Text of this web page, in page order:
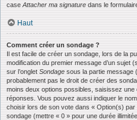
case Attacher ma signature dans le
Haut
Comment créer un sondage ?
Il est facile de créer un sondage, lors de la
modification du premier message d’un sujet
sur l’onglet Sondage sous la partie message
probablement pas le droit de créer des
moins deux options possibles, saisissez une
réponses. Vous pouvez aussi indiquer le
choisir lors de son vote dans « Option(s) par
sondage (mettre « 0 » pour une durée